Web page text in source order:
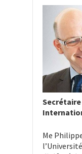
Secrétaire
Me